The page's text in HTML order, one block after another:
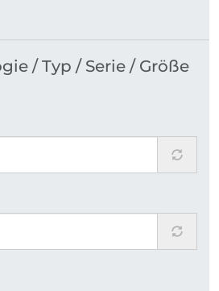
/ Typ / Serie / Größe